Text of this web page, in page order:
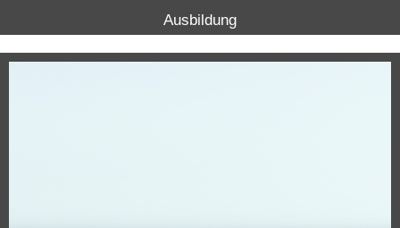
Ausbildung